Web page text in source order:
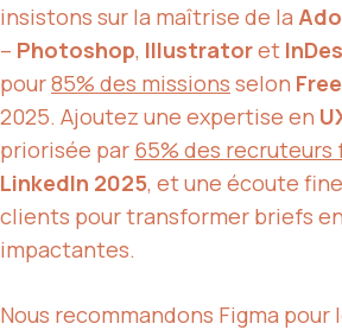
insistons sur la maîtrise de la
– Photoshop, Illustratoret
pour85% des missions selon
2025. Ajoutez une expertise en
priorisée par 65% des recruteurs
LinkedIn 2025, et une écoute
clients pour transformer briefs
impactantes.
Nous recommandons Figma